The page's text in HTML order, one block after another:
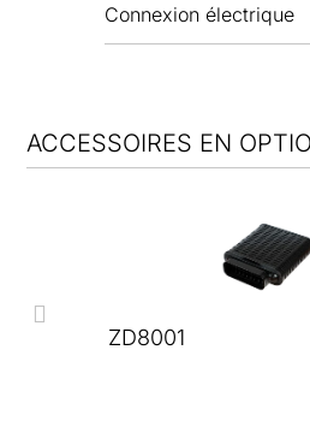
Connexion électrique
ACCESSOIRES EN
ZD8001